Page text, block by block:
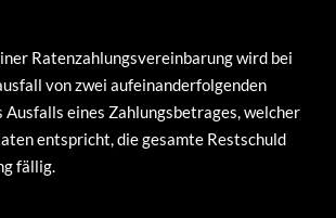
Ratenzahlungsvereinbarung wird bei
von zwei aufeinanderfolgenden
Ausfalls eines Zahlungsbetrages, welcher
entspricht, die gesamte Restschuld
fällig.